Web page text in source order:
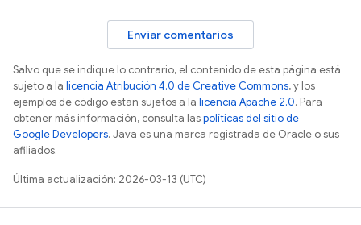
Enviar comentarios
Salvo que se indique lo contrario, el contenido de esta página está
sujeto a la licencia Atribución 4.0 de Creative Commons, y los
ejemplos de código están sujetos a la licencia Apache 2.0. Para
obtener más información, consulta laspolíticas del sitio de
Google Developers. Java es una marca registrada de Oracle o sus
afiliados.
Última actualización: 2026-03-13 (UTC)